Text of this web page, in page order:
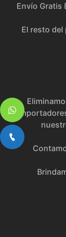
Envío Gratis
El resto